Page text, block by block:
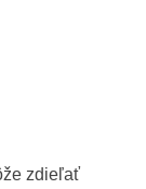
zdieľať